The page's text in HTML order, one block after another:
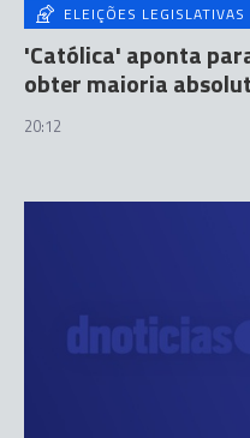
ELEIÇÕES LEGISLATIVAS
'Católica' aponta
obter maioria
20:12